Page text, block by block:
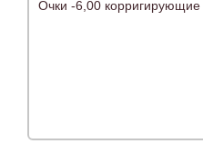
Очки -6,00 корригирующие